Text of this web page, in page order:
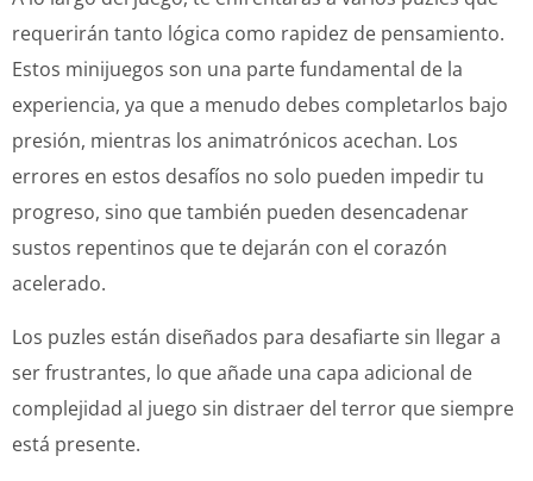
requerirán tanto lógica como rapidez de pensamiento.
Estos minijuegos son una parte fundamental de la
experiencia, ya que a menudo debes completarlos bajo
presión, mientras los animatrónicos acechan. Los
errores en estos desafíos no solo pueden impedir tu
progreso, sino que también pueden desencadenar
sustos repentinos que te dejarán con el corazón
acelerado.
Los puzles están diseñados para desafiarte sin llegar a
ser frustrantes, lo que añade una capa adicional de
complejidad al juego sin distraer del terror que siempre
está presente.